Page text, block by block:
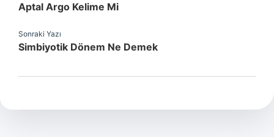
Aptal Argo Kelime Mi
Sonraki Yazı
Simbiyotik Dönem Ne Demek